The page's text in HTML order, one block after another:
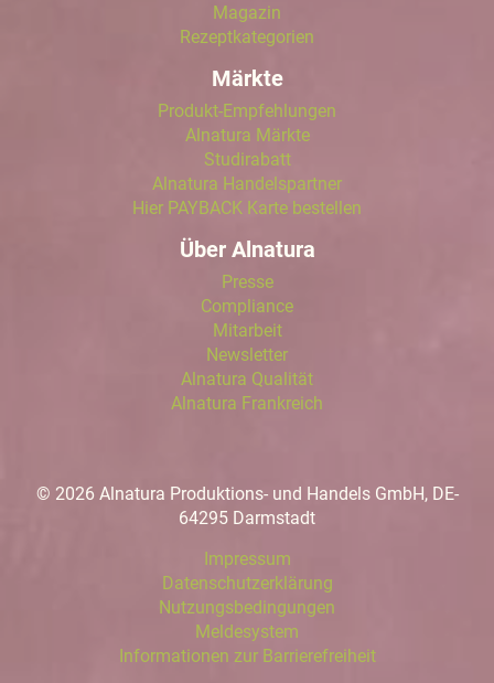
Magazin
Rezeptkategorien
Märkte
Produkt-Empfehlungen
Alnatura Märkte
Studirabatt
Alnatura Handelspartner
Hier PAYBACK Karte bestellen
Über Alnatura
Presse
Compliance
Mitarbeit
Newsletter
Alnatura Qualität
Alnatura Frankreich
© 2026 Alnatura Produktions- und Handels GmbH, DE-
64295 Darmstadt
Impressum
Datenschutzerklärung
Nutzungsbedingungen
Meldesystem
Informationen zur Barrierefreiheit